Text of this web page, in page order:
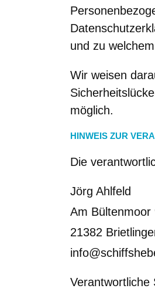
und zu
Wir weisen
möglich.
HINWEIS ZUR
Die
Jörg Ahlfeld
Am Bültenmoor
21382
Verantwortliche